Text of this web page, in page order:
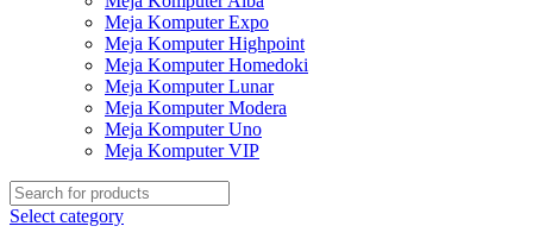
Meja Komputer Expo
Meja Komputer Highpoint
Meja Komputer Homedoki
Meja Komputer Lunar
Meja Komputer Modera
Meja Komputer Uno
Meja Komputer VIP
Select category